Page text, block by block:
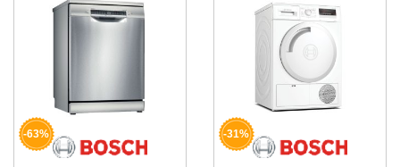
-63% -31%